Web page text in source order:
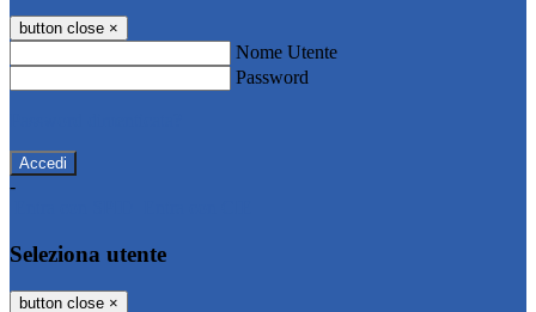
button close ×
Nome Utente
Password
-
Seleziona utente
button close ×